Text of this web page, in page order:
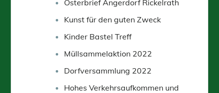
Osterbrief Angerdorf Rickelrath
Kunst für den guten Zweck
Kinder Bastel Treff
Müllsammelaktion 2022
Dorfversammlung 2022
Hohes Verkehrsaufkommen und